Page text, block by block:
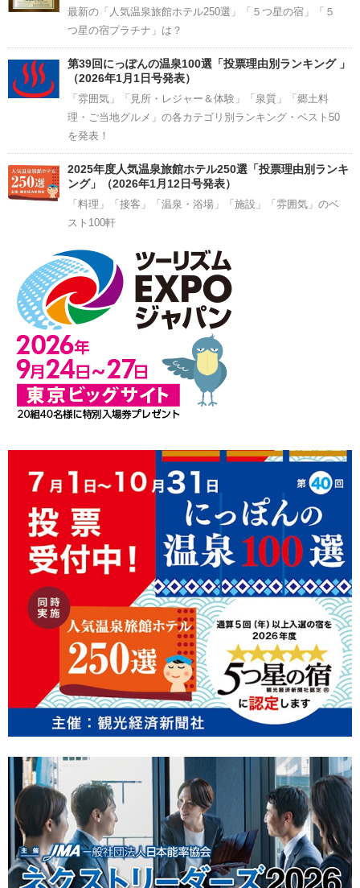
最新の「人気温泉旅館ホテル250選」「５つ星の宿」「５
つ星の宿プラチナ」は？
第39回にっぽんの温泉100選「投票理由別ランキング 」
（2026年1月1日号発表）
「雰囲気」「見所・レジャー＆体験」「泉質」「郷土料
理・ご当地グルメ」の各カテゴリ別ランキング・ベスト50
を発表！
2025年度人気温泉旅館ホテル250選「投票理由別ランキ
ング」（2026年1月12日号発表）
「料理」「接客」「温泉・浴場」「施設」「雰囲気」のベ
スト100軒